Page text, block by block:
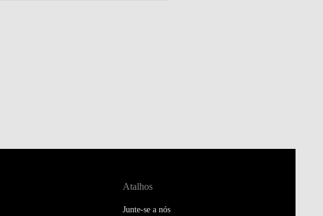
Atalhos
Junte-se a nós